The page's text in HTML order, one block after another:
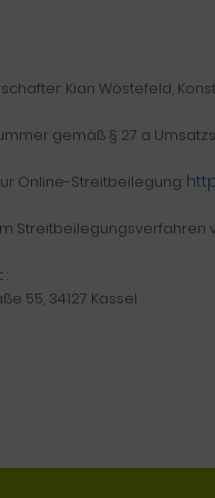
Kian Wöstefeld,
gemäß § 27 a
Online-Streitbeilegung:
:
55, 34127 Kassel